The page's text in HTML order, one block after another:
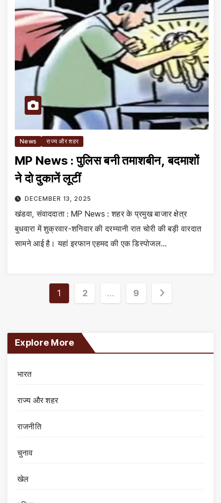
News राज्य और शहर
MP News : पुलिस बनी तमाशबीन, बदमाशों
ने दो दुकानें लूटीं
DECEMBER 13, 2025
खंडवा, संवाददाता : MP News : शहर के प्रमुख बाजार क्षेत्र
बुधवारा में शुक्रवार-शनिवार की दरम्यानी रात चोरी की बड़ी वारदात
सामने आई है। यहां इरफान एहमद की एक डिस्पोजल…
Posts
1 2 … 9
Explore More
भारत
राज्य और शहर
राजनीति
चुनाव
खेल